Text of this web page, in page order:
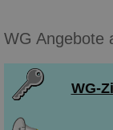
WG Angebote
WG-